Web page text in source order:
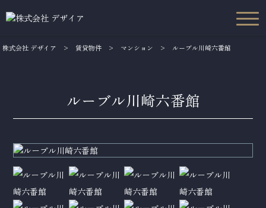
株式会社 デザイア > 賃貸物件 > マンション > ルーブル川崎六番館
ルーブル川崎六番館